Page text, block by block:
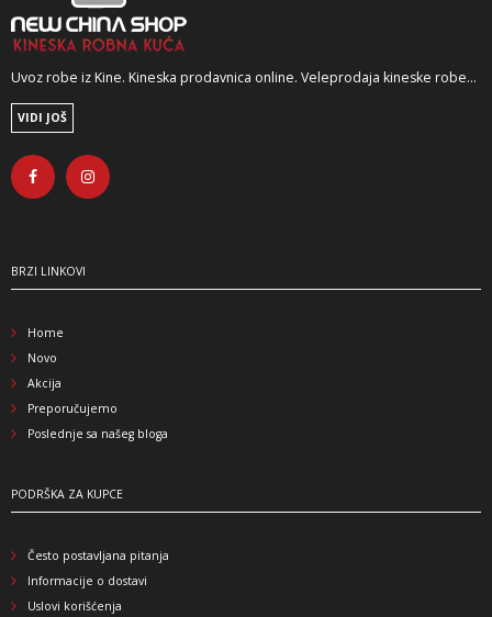
Uvoz robe iz Kine. Kineska prodavnica online. Veleprodaja kineske robe...
VIDI JOŠ
BRZI LINKOVI
Home
Novo
Akcija
Preporučujemo
Poslednje sa našeg bloga
PODRŠKA ZA KUPCE
Često postavljana pitanja
Informacije o dostavi
Uslovi korišćenja